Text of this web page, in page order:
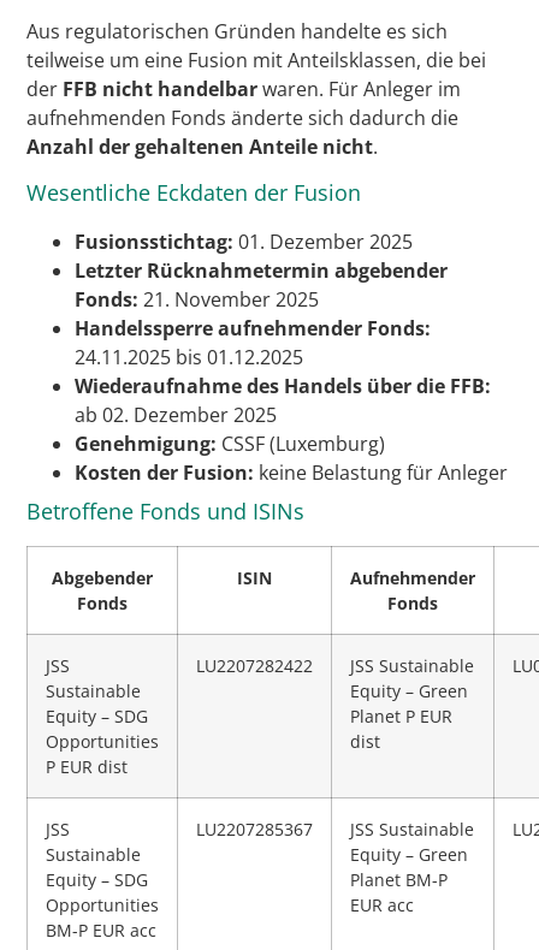
Aus regulatorischen Gründen handelte es sich
teilweise um eine Fusion mit Anteilsklassen, die bei
der FFB nicht handelbarwaren. Für Anleger im
aufnehmenden Fonds änderte sich dadurch die
Anzahl der gehaltenen Anteile nicht.
Wesentliche Eckdaten der Fusion
Fusionsstichtag: 01. Dezember 2025
Letzter Rücknahmetermin abgebender
Fonds: 21. November 2025
Handelssperre aufnehmender Fonds:
24.11.2025 bis 01.12.2025
Wiederaufnahme des Handels über die FFB:
ab 02. Dezember 2025
Genehmigung: CSSF (Luxemburg)
Kosten der Fusion: keine Belastung für Anleger
Betroffene Fonds und ISINs
Abgebender
Fonds
ISIN
Aufnehmender
Fonds
JSS
Sustainable
Equity – SDG
Opportunities
P EUR dist
LU2207282422
JSS Sustainable
Equity – Green
Planet P EUR
dist
JSS
Sustainable
Equity – SDG
Opportunities
BM-P EUR acc
LU2207285367
JSS Sustainable
Equity – Green
Planet BM-P
EUR acc